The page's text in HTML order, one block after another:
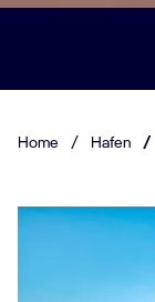
Home / Hafen /